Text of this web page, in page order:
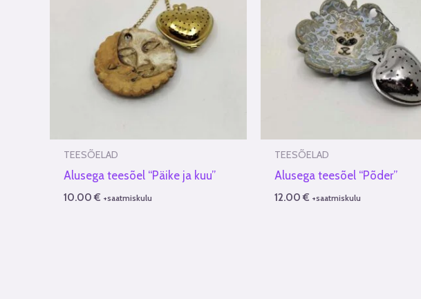
TEESÕELAD
Alusega teesõel “Päike ja kuu”
10.00€ +saatmiskulu
TEESÕELAD
Alusega teesõel “Põder”
12.00€ +saatmiskulu